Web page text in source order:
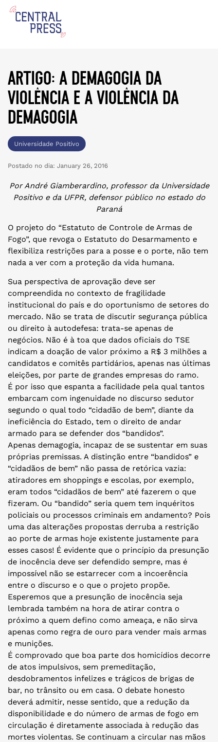
artigo: a demagogia da
violência e a violência da
demagogia
Universidade Positivo
Postado no dia: January 26, 2016
Por André Giamberardino, professor da Universidade
Positivo e da UFPR, defensor público no estado do
Paraná
O projeto do “Estatuto de Controle de Armas de
Fogo”, que revoga o Estatuto do Desarmamento e
flexibiliza restrições para a posse e o porte, não tem
nada a ver com a proteção da vida humana.
Sua perspectiva de aprovação deve ser
compreendida no contexto de fragilidade
institucional do país e do oportunismo de setores do
mercado. Não se trata de discutir segurança pública
ou direito à autodefesa: trata-se apenas de
negócios. Não é à toa que dados oficiais do TSE
indicam a doação de valor próximo a R$ 3 milhões a
candidatos e comitês partidários, apenas nas últimas
eleições, por parte de grandes empresas do ramo.
É por isso que espanta a facilidade pela qual tantos
embarcam com ingenuidade no discurso sedutor
segundo o qual todo “cidadão de bem”, diante da
ineficiência do Estado, tem o direito de andar
armado para se defender dos “bandidos”.
Apenas demagogia, incapaz de se sustentar em suas
próprias premissas. A distinção entre “bandidos” e
“cidadãos de bem” não passa de retórica vazia:
atiradores em shoppings e escolas, por exemplo,
eram todos “cidadãos de bem” até fazerem o que
fizeram. Ou “bandido” seria quem tem inquéritos
policiais ou processos criminais em andamento? Pois
uma das alterações propostas derruba a restrição
ao porte de armas hoje existente justamente para
esses casos! É evidente que o princípio da presunção
de inocência deve ser defendido sempre, mas é
impossível não se estarrecer com a incoerência
entre o discurso e o que o projeto propõe.
Esperemos que a presunção de inocência seja
lembrada também na hora de atirar contra o
próximo a quem defino como ameaça, e não sirva
apenas como regra de ouro para vender mais armas
e munições.
É comprovado que boa parte dos homicídios decorre
de atos impulsivos, sem premeditação,
desdobramentos infelizes e trágicos de brigas de
bar, no trânsito ou em casa. O debate honesto
deverá admitir, nesse sentido, que a redução da
disponibilidade e do número de armas de fogo em
circulação é diretamente associada à redução das
mortes violentas. Se continuam a circular nas mãos